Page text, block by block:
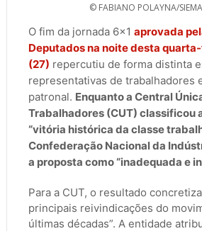
© FABIANO POLAYNA/
O fim da jornada 6x1 aprovada
Deputados na noite desta
(27) repercutiu de forma distinta
representativas de trabalhadores
patronal. Enquanto a Central
Trabalhadores (CUT) classificou
“vitória histórica da classe
Confederação Nacional da
a proposta como “inadequada e
Para a CUT, o resultado
principais reivindicações do
últimas décadas”. A entidade